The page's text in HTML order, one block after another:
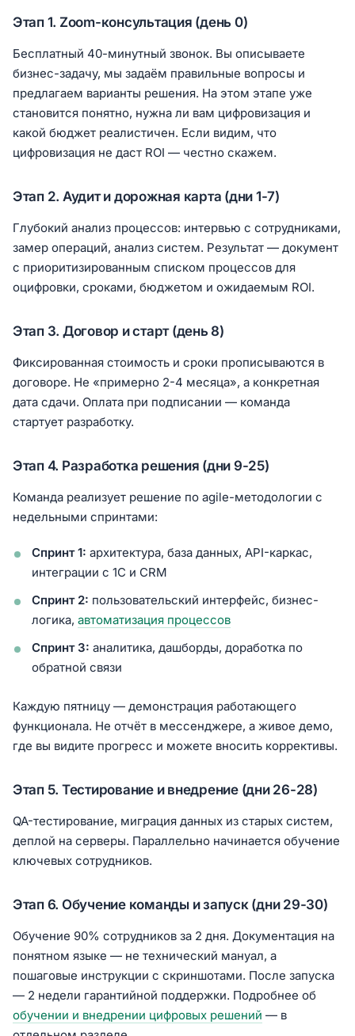
Этап 1. Zoom-консультация (день 0)
Бесплатный 40-минутный звонок. Вы описываете
бизнес-задачу, мы задаём правильные вопросы и
предлагаем варианты решения. На этом этапе уже
становится понятно, нужна ли вам цифровизация и
какой бюджет реалистичен. Если видим, что
цифровизация не даст ROI — честно скажем.
Этап 2. Аудит и дорожная карта (дни 1-7)
Глубокий анализ процессов: интервью с сотрудниками,
замер операций, анализ систем. Результат — документ
с приоритизированным списком процессов для
оцифровки, сроками, бюджетом и ожидаемым ROI.
Этап 3. Договор и старт (день 8)
Фиксированная стоимость и сроки прописываются в
договоре. Не «примерно 2-4 месяца», а конкретная
дата сдачи. Оплата при подписании — команда
стартует разработку.
Этап 4. Разработка решения (дни 9-25)
Команда реализует решение по agile-методологии с
недельными спринтами:
Спринт 1: архитектура, база данных, API-каркас,
интеграции с 1С и CRM
Спринт 2: пользовательский интерфейс, бизнес-
логика, автоматизация процессов
Спринт 3: аналитика, дашборды, доработка по
обратной связи
Каждую пятницу — демонстрация работающего
функционала. Не отчёт в мессенджере, а живое демо,
где вы видите прогресс и можете вносить коррективы.
Этап 5. Тестирование и внедрение (дни 26-28)
QA-тестирование, миграция данных из старых систем,
деплой на серверы. Параллельно начинается обучение
ключевых сотрудников.
Этап 6. Обучение команды и запуск (дни 29-30)
Обучение 90% сотрудников за 2 дня. Документация на
понятном языке — не технический мануал, а
пошаговые инструкции с скриншотами. После запуска
— 2 недели гарантийной поддержки. Подробнее об
обучении и внедрении цифровых решений — в